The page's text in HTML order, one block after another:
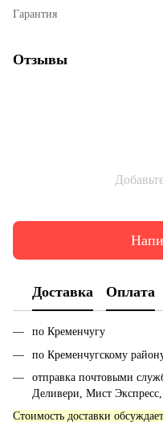
Гарантия
Отзывы
Доставка Оплата
по Кременчугу
по Кременчугскому
отправка почтовыми
Деливери, Мист
Стоимость доставки